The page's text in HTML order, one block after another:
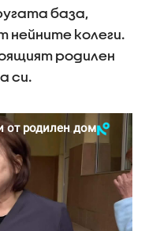
база,
нейните колеги.
родилен
си.